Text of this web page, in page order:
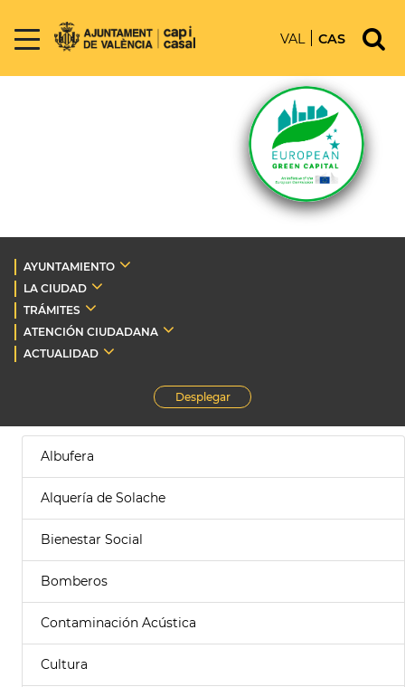
VAL CAS
AYUNTAMIENTO
LA CIUDAD
TRÁMITES
ATENCIÓN CIUDADANA
ACTUALIDAD
Desplegar
Albufera
Alquería de Solache
Bienestar Social
Bomberos
Contaminación Acústica
Cultura